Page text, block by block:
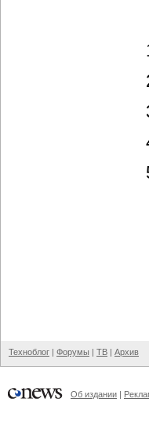
Техноблог | Форумы | ТВ | Архив
Об издании |